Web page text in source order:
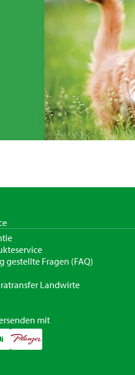
gestellte Fragen (FAQ)
Landwirte
mit